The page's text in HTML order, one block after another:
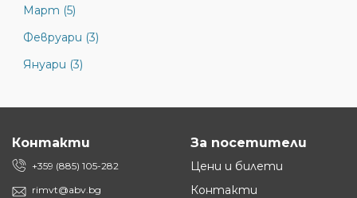
Март (5)
Февруари (3)
Януари (3)
Контакти
+359 (885) 105-282
rimvt@abv.bg
За посетители
Цени и билети
Контакти